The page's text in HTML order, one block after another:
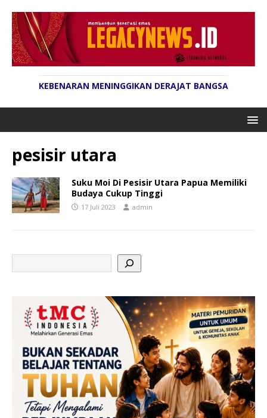
KEBENARAN MENINGGIKAN DERAJAT BANGSA
pesisir utara
Suku Moi Di Pesisir Utara Papua Memiliki
Budaya Cukup Tinggi
17 Juli 2023 admin